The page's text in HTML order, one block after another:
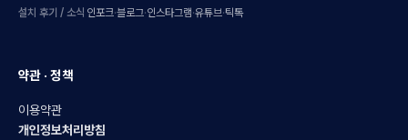
설치 후기 / 소식 인포크·블로그·인스타그램·유튜브·틱톡
약관 · 정책
이용약관
개인정보처리방침